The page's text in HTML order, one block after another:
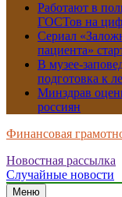
Работают в
ГОСТов на
Сериал
пациента»
В музее-
подготовка к
Минздрав
россиян
Финансовая
Новостная рассылка
Случайные новости
Меню